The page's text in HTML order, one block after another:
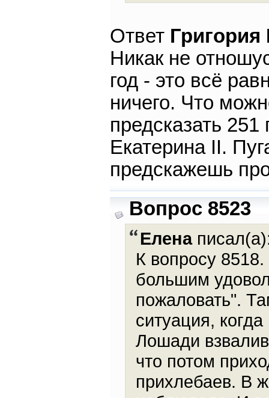
Ответ
Никак не
год - это всё
ничего. Что
предсказать 251
Екатерина II.
предскажешь
Вопрос 8523
Елена
К вопросу
большим
пожаловать".
ситуация,
Лошади
что потом
прихлебаев. В